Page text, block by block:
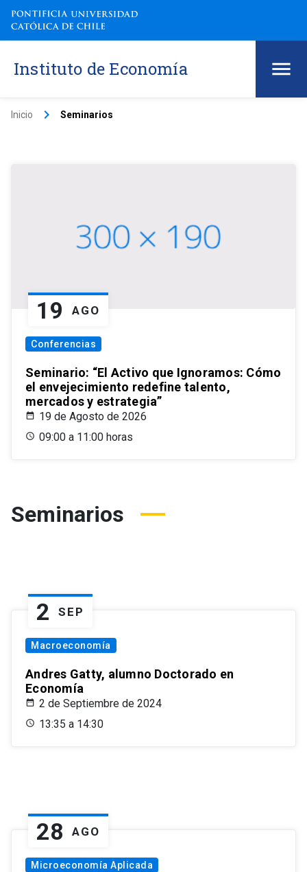
Instituto de Economía
Inicio keyboard_arrow_right Seminarios
19 AGO
Conferencias
Seminario: “El Activo que Ignoramos: Cómo
el envejecimiento redefine talento,
mercados y estrategia”
19 de Agosto de 2026
09:00 a 11:00 horas
Seminarios
2 SEP
Macroeconomía
Andres Gatty, alumno Doctorado en
Economía
2 de Septiembre de 2024
13:35 a 14:30
28 AGO
Microeconomía Aplicada